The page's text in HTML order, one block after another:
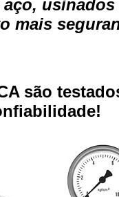
usinados
mais
são